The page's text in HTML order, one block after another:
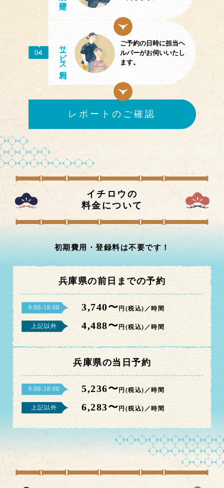
04
サ
ビス
ご予約の日時に担当ヘ
ルパーがお伺いいたし
ます。
レポートのご確認
イチロウの
料金について
初期費用・登録料は不要です！
兵庫県の前日までの予約
9:00-18:00 3,740〜 円(税込)／時間
上記以外 4,488〜 円(税込)／時間
兵庫県の当日予約
9:00-18:00 5,236〜 円(税込)／時間
上記以外 6,283〜 円(税込)／時間